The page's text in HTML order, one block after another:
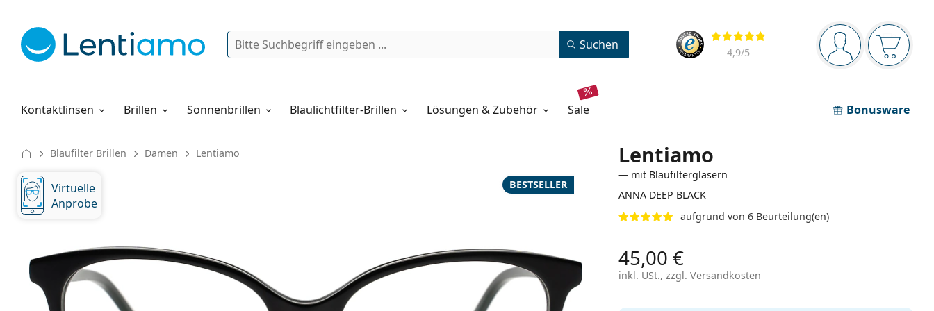
Navigationsleiste
Sie sind Der
Bewertung
4,9/5
Suche Suchen
Kontaktlinsen
Pflegemittel Brillen Sonnenbrillen Blaulichtfilter-Brillen Lösungen & Zubehör sale Bonusware
Alles über den Einkauf
Lentiamo
— mit Blaufiltergläsern
ANNA DEEP BLACK
aufgrund von 6 Beurteilung(en)
Blaufilter Brillen Damen Lentiamo
BESTSELLER
Virtuelle
Anprobe
45,00 €
inkl. USt., zzgl. Versandkosten